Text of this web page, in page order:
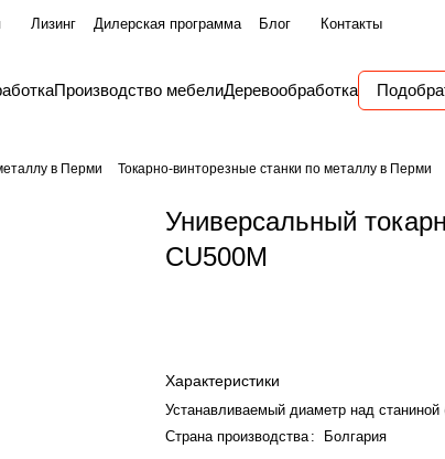
Лизинг Дилерская программа Блог Контакты
Производство мебелиДеревообработка
в Перми Токарно-винторезные станки по металлу в Перми
Универсальный
CU500M
Характеристики
Устанавливаемый диаметр над
Страна производства: Болгария